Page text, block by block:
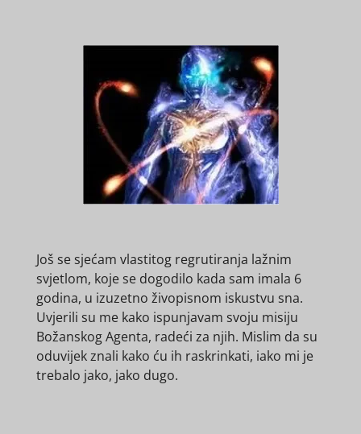
Još se sjećam vlastitog regrutiranja lažnim
svjetlom, koje se dogodilo kada sam imala 6
godina, u izuzetno živopisnom iskustvu sna.
Uvjerili su me kako ispunjavam svoju misiju
Božanskog Agenta, radeći za njih. Mislim da su
oduvijek znali kako ću ih raskrinkati, iako mi je
trebalo jako, jako dugo.